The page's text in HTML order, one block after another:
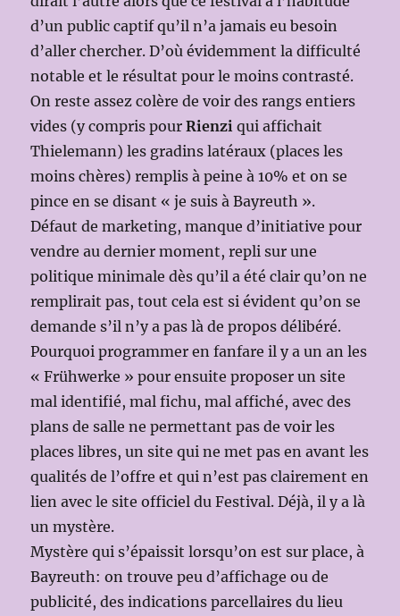
d’un public captif qu’il n’a jamais eu besoin
d’aller chercher. D’où évidemment la difficulté
notable et le résultat pour le moins contrasté.
On reste assez colère de voir des rangs entiers
vides (y compris pourRienzi qui affichait
Thielemann) les gradins latéraux (places les
moins chères) remplis à peine à 10% et on se
pince en se disant « je suis à Bayreuth ».
Défaut de marketing, manque d’initiative pour
vendre au dernier moment, repli sur une
politique minimale dès qu’il a été clair qu’on ne
remplirait pas, tout cela est si évident qu’on se
demande s’il n’y a pas là de propos délibéré.
Pourquoi programmer en fanfare il y a un an les
« Frühwerke » pour ensuite proposer un site
mal identifié, mal fichu, mal affiché, avec des
plans de salle ne permettant pas de voir les
places libres, un site qui ne met pas en avant les
qualités de l’offre et qui n’est pas clairement en
lien avec le site officiel du Festival. Déjà, il y a là
un mystère.
Mystère qui s’épaissit lorsqu’on est sur place, à
Bayreuth: on trouve peu d’affichage ou de
publicité, des indications parcellaires du lieu